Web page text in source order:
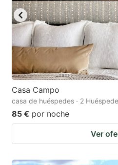
Casa Campo
casa de huéspedes · 2
85 € por noche
Ver